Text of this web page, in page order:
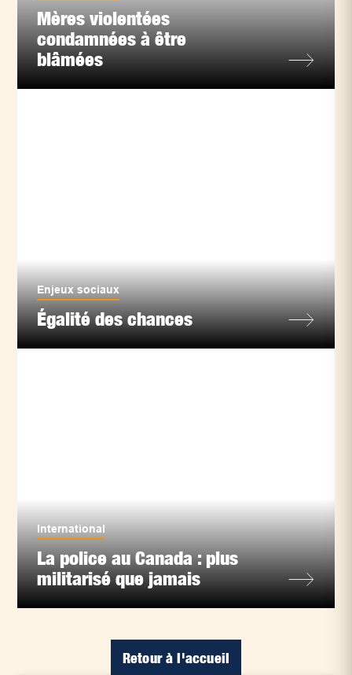
Mères violentées
condamnées à être
blâmées
Enjeux sociaux
Égalité des chances
International
La police au Canada : plus
militarisé que jamais
Retour à l'accueil